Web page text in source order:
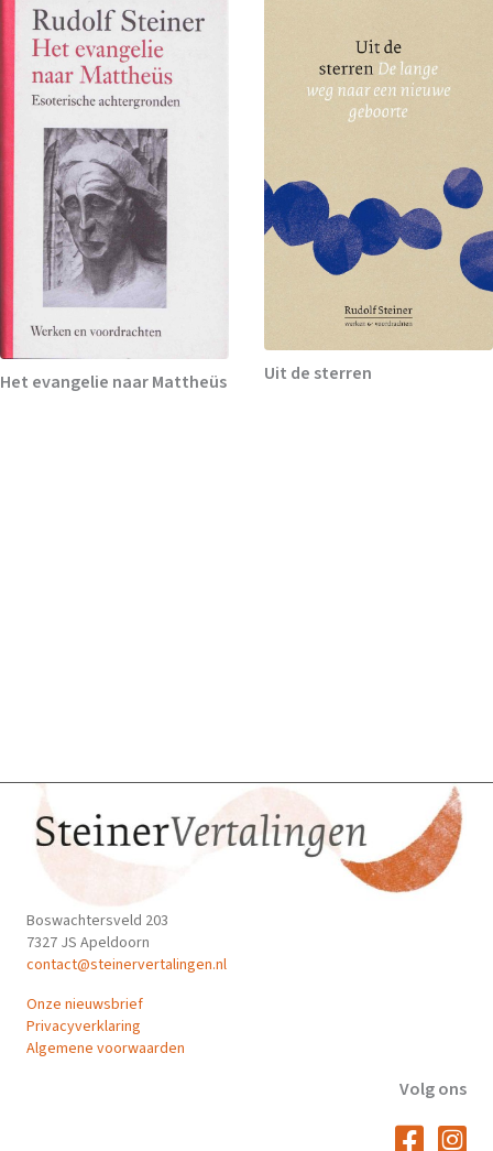
Het evangelie naar Mattheüs Uit de sterren
Boswachtersveld 203
7327 JS Apeldoorn
contact@steinervertalingen.nl
Onze nieuwsbrief
Privacyverklaring
Algemene voorwaarden
Volg ons